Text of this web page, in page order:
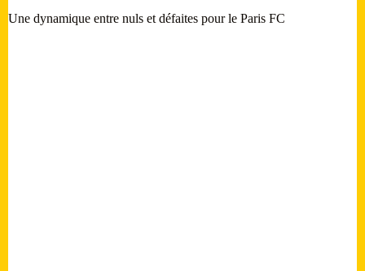
Une dynamique entre nuls et défaites pour le Paris FC